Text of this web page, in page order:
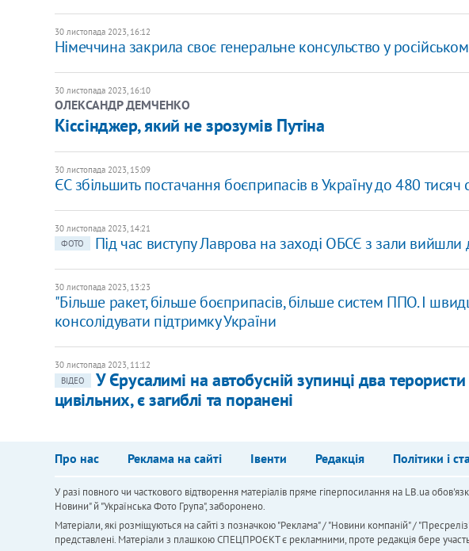
30 листопада 2023, 16:12
​Німеччина закрила своє генеральне консульство у
30 листопада 2023, 16:10
ОЛЕКСАНДР ДЕМЧЕНКО
Кіссінджер, який не зрозумів Путіна
30 листопада 2023, 15:09
ЄС збільшить постачання боєприпасів в Україну до 480
30 листопада 2023, 14:21
ФОТО
Під час виступу Лаврова на заході ОБСЄ з зали вийшли
30 листопада 2023, 13:23
"Більше ракет, більше боєприпасів, більше систем ППО. І
консолідувати підтримку України
30 листопада 2023, 11:12
ВІДЕО
У Єрусалимі на автобусній зупинці два
цивільних, є загиблі та поранені
Про нас Реклама на сайті Івенти Редакція Політики і
У разі повного чи часткового відтворення матеріалів пряме гіперпосилання на LB.ua
Новини" й "Українська Фото Група", заборонено.
Матеріали, які розміщуються на сайті з позначкою "Реклама" / "Новини компаній" /
представлені. Матеріали з плашкою СПЕЦПРОЄКТ є рекламними, проте редакція бере участь